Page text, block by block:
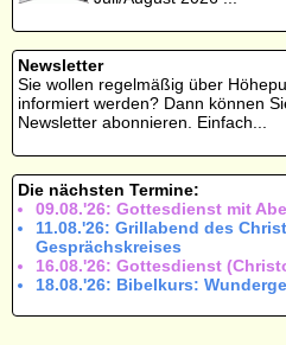
Newsletter
Sie wollen regelmäßig über
informiert werden? Dann können
Newsletter abonnieren. Einfach...
Die nächsten Termine:
09.08.'26: Gottesdienst mit
11.08.'26: Grillabend des
Gesprächskreises
16.08.'26: Gottesdienst
18.08.'26: Bibelkurs: